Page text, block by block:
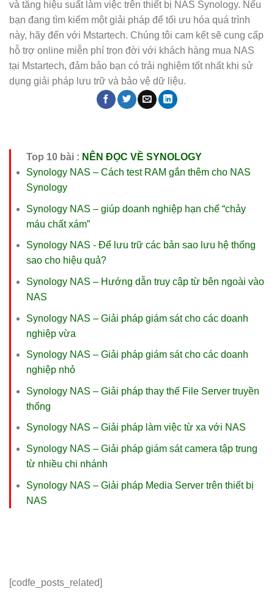
và tăng hiệu suất làm việc trên thiết bị NAS Synology. Nếu
bạn đang tìm kiếm một giải pháp để tối ưu hóa quá trình
này, hãy đến với Mstartech. Chúng tôi cam kết sẽ cung cấp
hỗ trợ online miễn phí trọn đời với khách hàng mua NAS
tại Mstartech, đảm bảo bạn có trải nghiệm tốt nhất khi sử
dụng giải pháp lưu trữ và bảo vệ dữ liệu.
Top 10 bài : NÊN ĐỌC VỀ SYNOLOGY
Synology NAS – Cách test RAM gắn thêm cho NAS
Synology
Synology NAS – giúp doanh nghiệp hạn chế “chảy
máu chất xám”
Synology NAS - Để lưu trữ các bản sao lưu hệ thống
sao cho hiệu quả?
Synology NAS – Hướng dẫn truy cập từ bên ngoài vào
NAS
Synology NAS – Giải pháp giám sát cho các doanh
nghiệp vừa
Synology NAS – Giải pháp giám sát cho các doanh
nghiệp nhỏ
Synology NAS – Giải pháp thay thế File Server truyền
thống
Synology NAS – Giải pháp làm việc từ xa với NAS
Synology NAS – Giải pháp giám sát camera tập trung
từ nhiều chi nhánh
Synology NAS – Giải pháp Media Server trên thiết bị
NAS
[codfe_posts_related]